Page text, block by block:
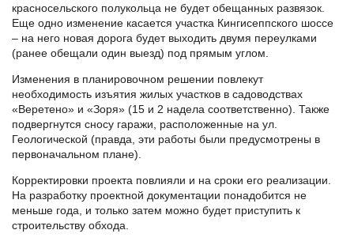
красносельского полукольца не будет обещанных развязок.
Еще одно изменение касается участка Кингисеппского шоссе
– на него новая дорога будет выходить двумя переулками
(ранее обещали один выезд) под прямым углом.
Изменения в планировочном решении повлекут
необходимость изъятия жилых участков в садоводствах
«Веретено» и «Зоря» (15 и 2 надела соответственно). Также
подвергнутся сносу гаражи, расположенные на ул.
Геологической (правда, эти работы были предусмотрены в
первоначальном плане).
Корректировки проекта повлияли и на сроки его реализации.
На разработку проектной документации понадобится не
меньше года, и только затем можно будет приступить к
строительству обхода.